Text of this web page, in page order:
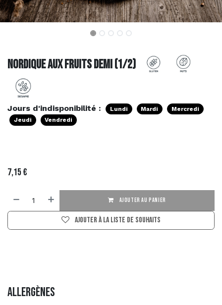
Nordique aux Fruits Demi (1/2)
Jours d'indisponibilité : Lundi Mardi
Mercredi
Jeudi
Vendredi
7,15€
AJOUTER AU PANIER
Ajouter à la liste de souhaits
Allergènes